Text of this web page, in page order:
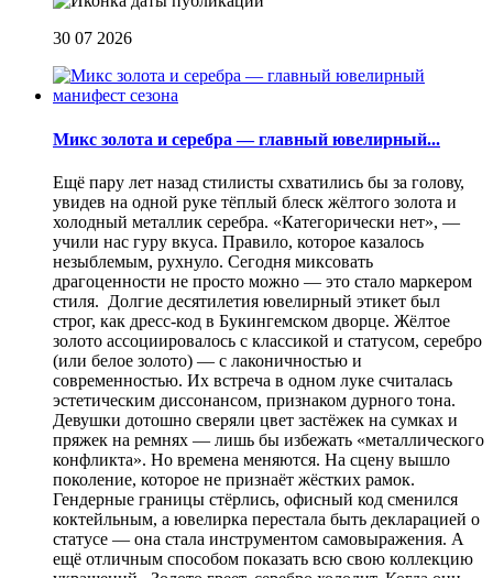
30 07 2026
Микс золота и серебра — главный ювелирный...
Ещё пару лет назад стилисты схватились бы за голову,
увидев на одной руке тёплый блеск жёлтого золота и
холодный металлик серебра. «Категорически нет», —
учили нас гуру вкуса. Правило, которое казалось
незыблемым, рухнуло. Сегодня миксовать
драгоценности не просто можно — это стало маркером
стиля. Долгие десятилетия ювелирный этикет был
строг, как дресс-код в Букингемском дворце. Жёлтое
золото ассоциировалось с классикой и статусом, серебро
(или белое золото) — с лаконичностью и
современностью. Их встреча в одном луке считалась
эстетическим диссонансом, признаком дурного тона.
Девушки дотошно сверяли цвет застёжек на сумках и
пряжек на ремнях — лишь бы избежать «металлического
конфликта». Но времена меняются. На сцену вышло
поколение, которое не признаёт жёстких рамок.
Гендерные границы стёрлись, офисный код сменился
коктейльным, а ювелирка перестала быть декларацией о
статусе — она стала инструментом самовыражения. А
ещё отличным способом показать всю свою коллекцию